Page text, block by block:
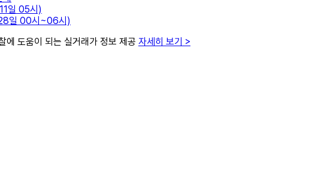
일 05시)
28일 00시~06시)
에 도움이 되는 실거래가 정보 제공 자세히 보기 >